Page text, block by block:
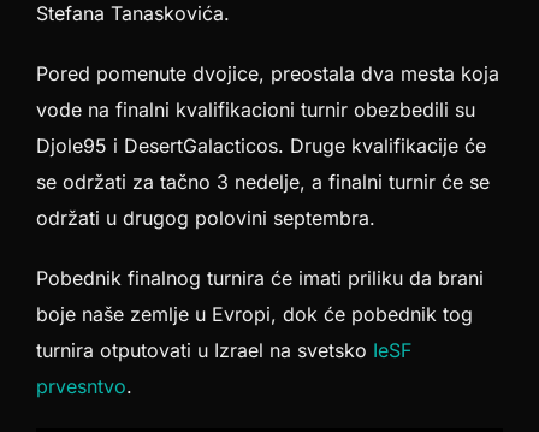
Stefana Tanaskovića.
Pored pomenute dvojice, preostala dva mesta koja
vode na finalni kvalifikacioni turnir obezbedili su
Djole95 i DesertGalacticos. Druge kvalifikacije će
se održati za tačno 3 nedelje, a finalni turnir će se
održati u drugog polovini septembra.
Pobednik finalnog turnira će imati priliku da brani
boje naše zemlje u Evropi, dok će pobednik tog
turnira otputovati u Izrael na svetsko IeSF
prvesntvo.